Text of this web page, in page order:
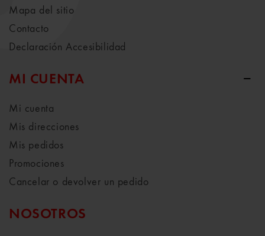
Mapa del sitio
Contacto
Declaración Accesibilidad
MI CUENTA
Mi cuenta
Mis direcciones
Mis pedidos
Promociones
Cancelar o devolver un pedido
NOSOTROS